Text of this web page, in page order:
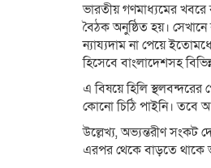
ভারতীয় গণমাধ্যমের খবরে
বৈঠক অনুষ্ঠিত হয়।
ন্যায্যদাম না পেয়ে
হিসেবে বাংলাদেশসহ
এ বিষয়ে হিলি
কোনো চিঠি পাইনি। তবে
উল্লেখ্য, অভ্যন্তরীণ সংকট
এরপর থেকে বাড়তে থাকে